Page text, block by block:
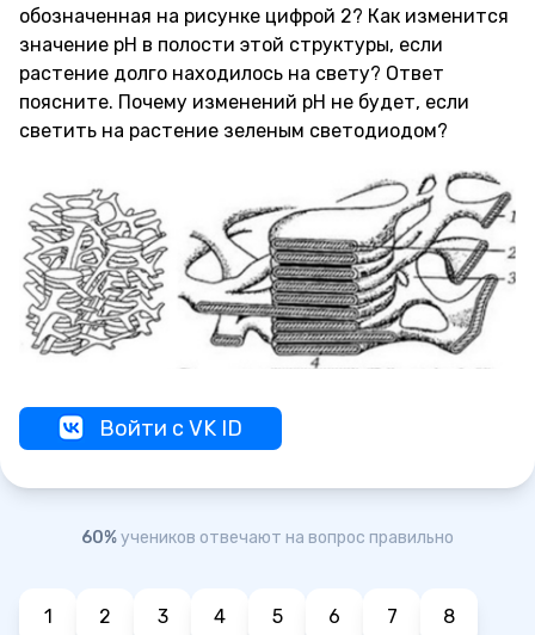
обозначенная на рисунке цифрой 2? Как изменится
значение рН в полости этой структуры, если
растение долго находилось на свету? Ответ
поясните. Почему изменений рН не будет, если
светить на растение зеленым светодиодом?
Войти с VK ID
60%учеников отвечают на вопрос правильно
1 2 3 4 5 6 7 8